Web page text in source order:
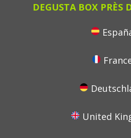
DEGUSTA BOX PRÈS
United